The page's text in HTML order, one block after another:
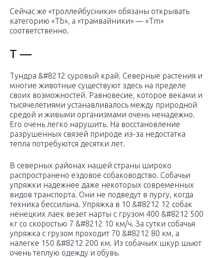
Сейчас же «троллейбусники» обязаны открывать
категорию «Tb», а «трамвайники» — «Tm»
соответственно.
T —
Тундра &#8212 суровый край. Северные растения и
многие животные существуют здесь на пределе
своих возможностей. Равновесие, которое веками и
тысячелетиями устанавливалось между природной
средой и живыми организмами очень ненадежно.
Его очень легко нарушить. На восстановление
разрушенных связей природе из-за недостатка
тепла потребуются десятки лет.
В северных районах нашей страны широко
распространено ездовое собаководство. Собачьи
упряжки надежнее даже некоторых современных
видов транспорта. Они не подведут в пургу, когда
техника бессильна. Упряжка в 10 &#8212 12 собак
ненецких лаек везет нарты с грузом 400 &#8212 500
кг со скоростью 7 &#8212 10 км/ч. За сутки собачья
упряжка с грузом проходит 70 &#8212 80 км, а
налегке 150 &#8212 200 км. Из собачьих шкур шьют
очень теплую одежду и обувь.